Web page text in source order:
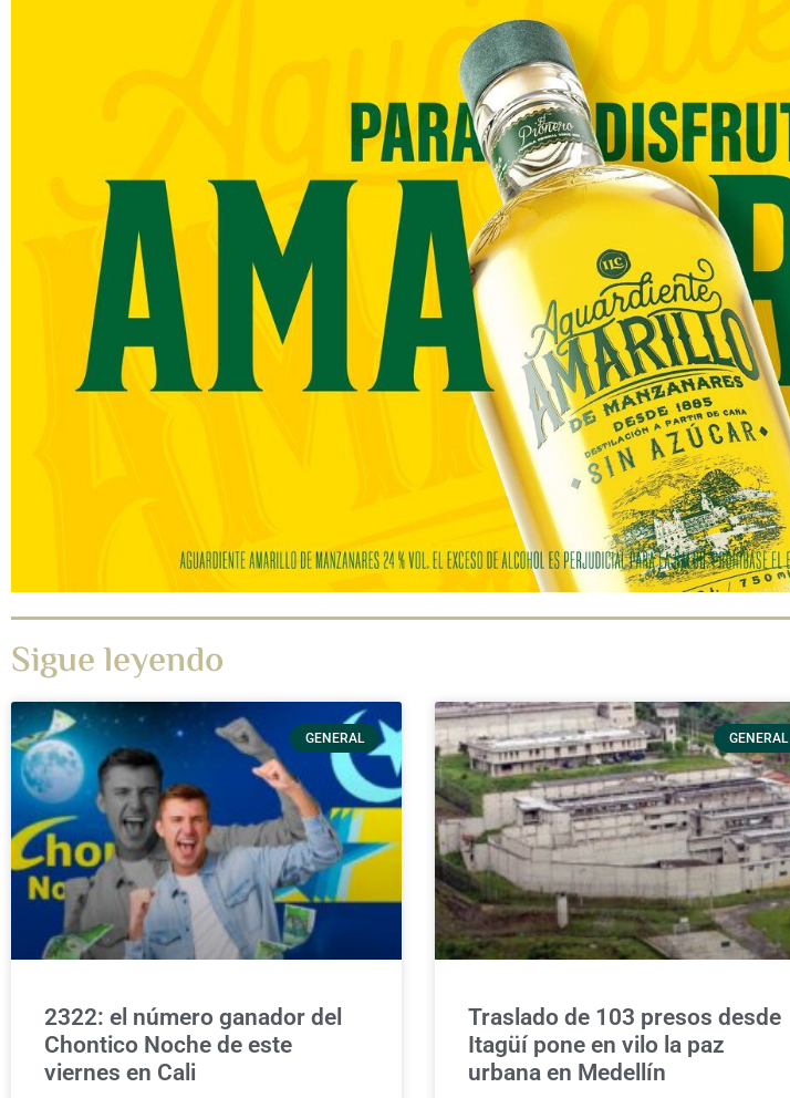
Sigue leyendo
GENERAL
2322: el número ganador del
Chontico Noche de este
viernes en Cali
GENERAL
Traslado de 103 presos desde
Itagüí pone en vilo la paz
urbana en Medellín